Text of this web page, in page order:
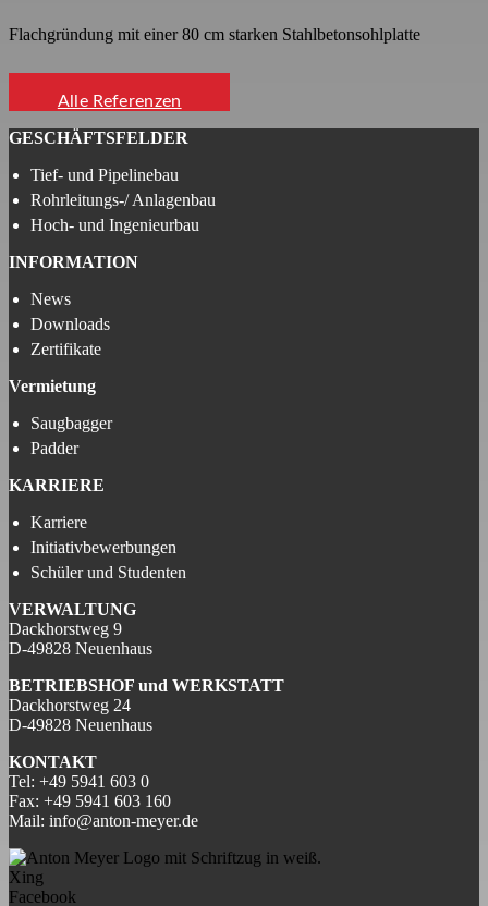
Flachgründung mit einer 80 cm starken Stahlbetonsohlplatte
Alle Referenzen
GESCHÄFTSFELDER
Tief- und Pipelinebau
Rohrleitungs-/ Anlagenbau
Hoch- und Ingenieurbau
INFORMATION
News
Downloads
Zertifikate
Vermietung
Saugbagger
Padder
KARRIERE
Karriere
Initiativbewerbungen
Schüler und Studenten
VERWALTUNG
Dackhorstweg 9
D-49828 Neuenhaus
BETRIEBSHOF und WERKSTATT
Dackhorstweg 24
D-49828 Neuenhaus
KONTAKT
Tel: +49 5941 603 0
Fax: +49 5941 603 160
Mail: info@anton-meyer.de
Xing
Facebook